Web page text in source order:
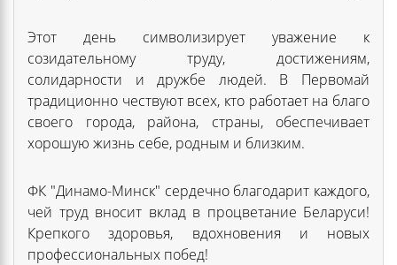
Этот день символизирует уважение к
созидательному труду, достижениям,
солидарности и дружбе людей. В Первомай
традиционно чествуют всех, кто работает на благо
своего города, района, страны, обеспечивает
хорошую жизнь себе, родным и близким.
ФК "Динамо-Минск" сердечно благодарит каждого,
чей труд вносит вклад в процветание Беларуси!
Крепкого здоровья, вдохновения и новых
профессиональных побед!